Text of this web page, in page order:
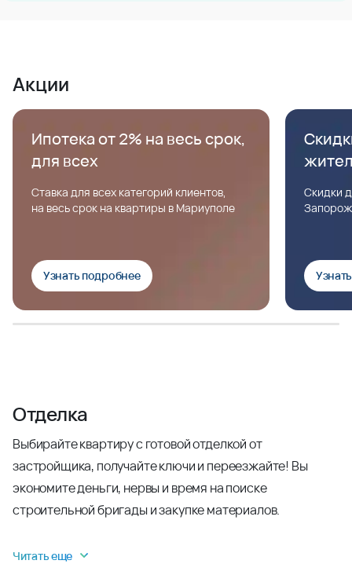
Акции
Ипотека от 2% на весь срок,
для всех
Ставка для всех категорий клиентов,
на весь срок на квартиры в Мариуполе
Узнать подробнее
Скидки
Отделка
Выбирайте квартиру с готовой отделкой от
застройщика, получайте ключи и переезжайте! Вы
экономите деньги, нервы и время на поиске
строительной бригады и закупке материалов.
Читать еще